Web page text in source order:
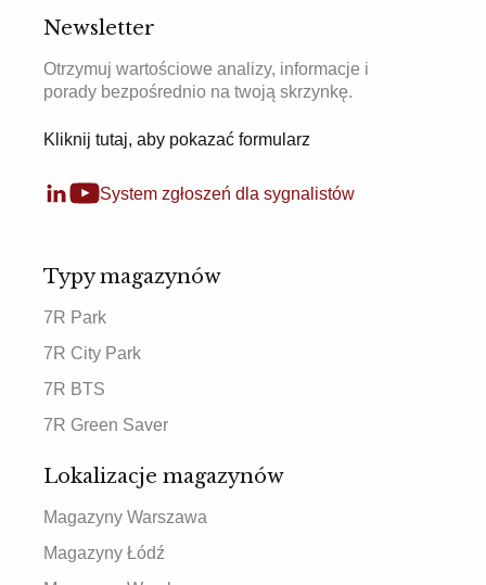
Newsletter
Otrzymuj wartościowe analizy, informacje i
porady bezpośrednio na twoją skrzynkę.
Kliknij tutaj, aby pokazać formularz
System zgłoszeń dla sygnalistów
Typy magazynów
7R Park
7R City Park
7R BTS
7R Green Saver
Lokalizacje magazynów
Magazyny Warszawa
Magazyny Łódź